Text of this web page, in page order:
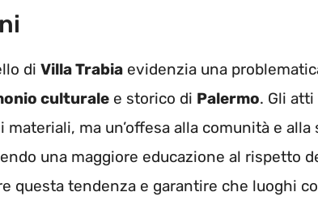
di Villa Trabia evidenzia una
culturale e storico di Palermo. Gli
materiali, ma un’offesa alla comunità e
una maggiore educazione al rispetto
questa tendenza e garantire che luoghi